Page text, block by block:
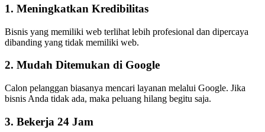
1. Meningkatkan Kredibilitas
Bisnis yang memiliki web terlihat lebih profesional dan dipercaya
dibanding yang tidak memiliki web.
2. Mudah Ditemukan di Google
Calon pelanggan biasanya mencari layanan melalui Google. Jika
bisnis Anda tidak ada, maka peluang hilang begitu saja.
3. Bekerja 24 Jam